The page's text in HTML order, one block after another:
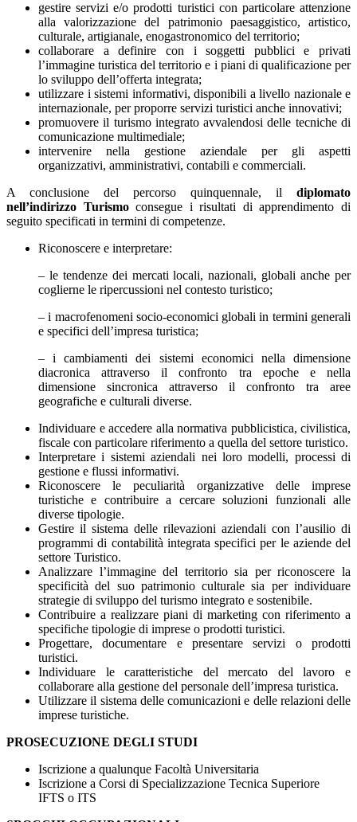
gestire servizi e/o prodotti turistici con particolare attenzione
alla valorizzazione del patrimonio paesaggistico, artistico,
culturale, artigianale, enogastronomico del territorio;
collaborare a definire con i soggetti pubblici e privati
l’immagine turistica del territorio e i piani di qualificazione per
lo sviluppo dell’offerta integrata;
utilizzare i sistemi informativi, disponibili a livello nazionale e
internazionale, per proporre servizi turistici anche innovativi;
promuovere il turismo integrato avvalendosi delle tecniche di
comunicazione multimediale;
intervenire nella gestione aziendale per gli aspetti
organizzativi, amministrativi, contabili e commerciali.
A conclusione del percorso quinquennale, il diplomato
nell’indirizzo Turismoconsegue i risultati di apprendimento di
seguito specificati in termini di competenze.
Riconoscere e interpretare:
– le tendenze dei mercati locali, nazionali, globali anche per
coglierne le ripercussioni nel contesto turistico;
– i macrofenomeni socio-economici globali in termini generali
e specifici dell’impresa turistica;
– i cambiamenti dei sistemi economici nella dimensione
diacronica attraverso il confronto tra epoche e nella
dimensione sincronica attraverso il confronto tra aree
geografiche e culturali diverse.
Individuare e accedere alla normativa pubblicistica, civilistica,
fiscale con particolare riferimento a quella del settore turistico.
Interpretare i sistemi aziendali nei loro modelli, processi di
gestione e flussi informativi.
Riconoscere le peculiarità organizzative delle imprese
turistiche e contribuire a cercare soluzioni funzionali alle
diverse tipologie.
Gestire il sistema delle rilevazioni aziendali con l’ausilio di
programmi di contabilità integrata specifici per le aziende del
settore Turistico.
Analizzare l’immagine del territorio sia per riconoscere la
specificità del suo patrimonio culturale sia per individuare
strategie di sviluppo del turismo integrato e sostenibile.
Contribuire a realizzare piani di marketing con riferimento a
specifiche tipologie di imprese o prodotti turistici.
Progettare, documentare e presentare servizi o prodotti
turistici.
Individuare le caratteristiche del mercato del lavoro e
collaborare alla gestione del personale dell’impresa turistica.
Utilizzare il sistema delle comunicazioni e delle relazioni delle
imprese turistiche.
PROSECUZIONE DEGLI STUDI
Iscrizione a qualunque Facoltà Universitaria
Iscrizione a Corsi di Specializzazione Tecnica Superiore
IFTS o ITS